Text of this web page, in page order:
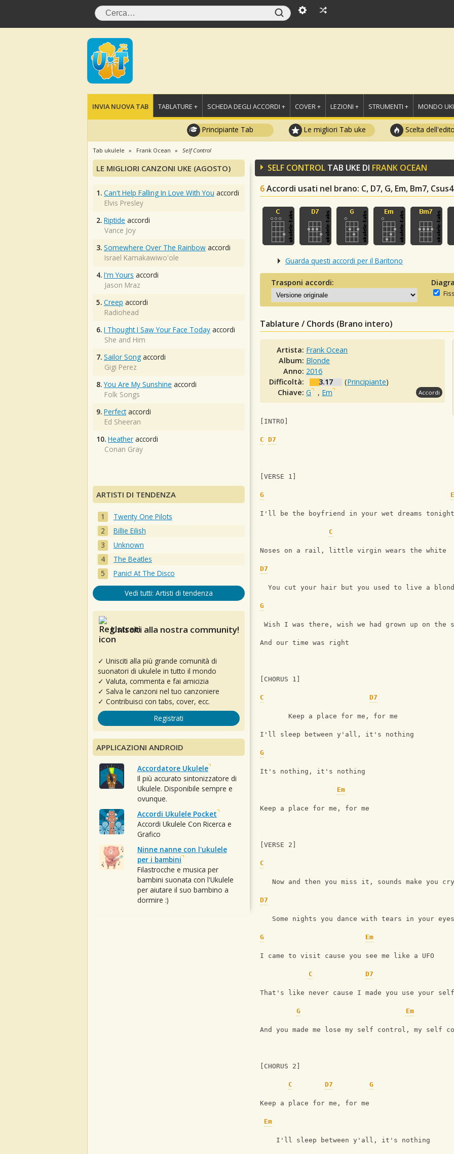
INVIA NUOVA TAB TABLATURE + SCHEDA DEGLI ACCORDI + COVER + LEZIONI + STRUMENTI + MONDO
Principiante Tab Le migliori Tab uke Scelta
Tab ukulele Frank Ocean Self Control
SELF CONTROL TAB UKE DI FRANK OCEAN
6Accordi usati nel brano: C, D7, G, Em, Bm7, Csus4
Guarda questi accordi per il Baritono
Trasponi accordi:
Tablature / Chords (Brano intero)
Artista: Frank Ocean
Album: Blonde
Anno: 2016
Difficoltà:
3.17 (Principiante)
Chiave:G , Em Accordi
[INTRO]
C D7
[VERSE 1]
G
I'll be the boyfriend in your wet dreams tonight
C
Noses on a rail, little virgin wears the white
D7
You cut your hair but you used to live a
G
Wish I was there, wish we had grown up on the
And our time was right
[CHORUS 1]
C D7
       Keep a place for me, for me
I'll sleep between y'all, it's nothing
G
It's nothing, it's nothing
Em
Keep a place for me, for me
[VERSE 2]
C
   Now and then you miss it, sounds make you cry
D7
   Some nights you dance with tears in your eyes
G Em
I came to visit cause you see me like a UFO
C D7
That's like never cause I made you use your
G Em
And you made me lose my self control, my self
[CHORUS 2]
C D7 G
Keep a place for me, for me
Em
    I'll sleep between y'all, it's nothing
LE MIGLIORI CANZONI UKE (AGOSTO)
1. Can't Help Falling In Love With You accordi
Elvis Presley
2. Riptide accordi
Vance Joy
3. Somewhere Over The Rainbow accordi
Israel Kamakawiwo'ole
4. I'm Yours accordi
Jason Mraz
5. Creep accordi
Radiohead
6. I Thought I Saw Your Face Today accordi
She and Him
7. Sailor Song accordi
Gigi Perez
8. You Are My Sunshine accordi
Folk Songs
9. Perfectaccordi
Ed Sheeran
10. Heather accordi
Conan Gray
ARTISTI DI TENDENZA
Twenty One Pilots
Billie Eilish
Unknown
The Beatles
Panic! At The Disco
Vedi tutti: Artisti di tendenza
Unisciti alla nostra community!
✓ Unisciti alla più grande comunità di
suonatori di ukulele in tutto il mondo
✓ Valuta, commenta e fai amicizia
✓ Salva le canzoni nel tuo canzoniere
✓ Contribuisci con tabs, cover, ecc.
Registrati
APPLICAZIONI ANDROID
Accordatore Ukulele
Il più accurato sintonizzatore di
Ukulele. Disponibile sempre e
ovunque.
Accordi Ukulele Pocket
Accordi Ukulele Con Ricerca e
Grafico
Ninne nanne con l'ukulele
per i bambini
Filastrocche e musica per
bambini suonata con l'Ukulele
per aiutare il suo bambino a
dormire :)